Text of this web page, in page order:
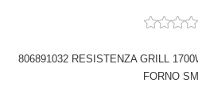
806891032 RESISTENZA GRILL
FORNO